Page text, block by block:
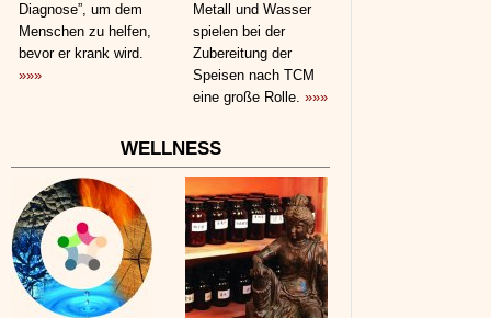
Diagnose”, um dem
Menschen zu helfen,
bevor er krank wird.
»»»
Metall und Wasser
spielen bei der
Zubereitung der
Speisen nach TCM
eine große Rolle. »»»
WELLNESS